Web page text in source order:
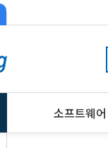
소프트웨어